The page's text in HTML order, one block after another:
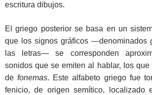
escritura dibujos.
El griego posterior se basa en un
que los signos gráficos ―denominados
las letras― se corresponden
sonidos que se emiten al hablar, los
defonemas. Este alfabeto griego fue
fenicio, de origen semítico, localizado